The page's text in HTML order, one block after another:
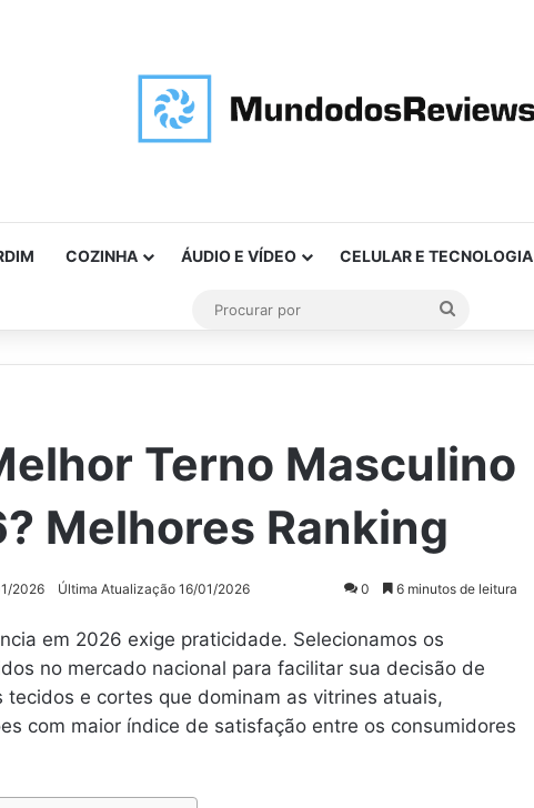
COZINHA ÁUDIO E VÍDEO CELULAR E TECNOLOGIA
Terno Masculino
Melhores Ranking
2026 Última Atualização 16/01/2026 0 6 minutos de leitura
em 2026 exige praticidade. Selecionamos os
no mercado nacional para facilitar sua decisão de
tecidos e cortes que dominam as vitrines atuais,
com maior índice de satisfação entre os consumidores